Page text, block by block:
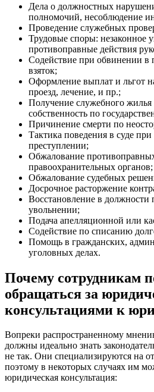
Дела о должностных
полномочий, несоблюдение
Проведение служебных
Трудовые споры: незаконное
противоправные действия
Содействие при обвинении в
взяток;
Оформление выплат и льгот
проезд, лечение, и пр.;
Получение служебного
собственность по
Причинение смерти по
Тактика поведения в суде
преступлении;
Обжалование
правоохранительных органов;
Обжалование судебных
Досрочное расторжение
Восстановление в должности
увольнении;
Подача апелляционной или
Содействие по списанию
Помощь в гражданских,
уголовных делах.
Почему сотрудникам
обращаться за
консультациями к
Вопреки распространенному
должны идеально знать
не так. Они специализируются на
поэтому в некоторых случаях им
юридическая консультация: